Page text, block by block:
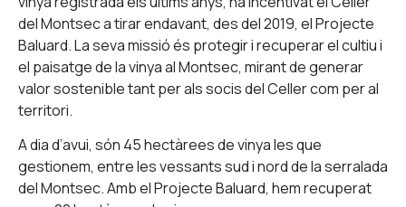
del Montsec a tirar endavant, des del 2019, el Projecte
Baluard. La seva missió és protegir i recuperar el cultiu i
el paisatge de la vinya al Montsec, mirant de generar
valor sostenible tant per als socis del Celler com per al
territori.
A dia d’avui, són 45 hectàrees de vinya les que
gestionem, entre les vessants sud i nord de la serralada
del Montsec. Amb el Projecte Baluard, hem recuperat